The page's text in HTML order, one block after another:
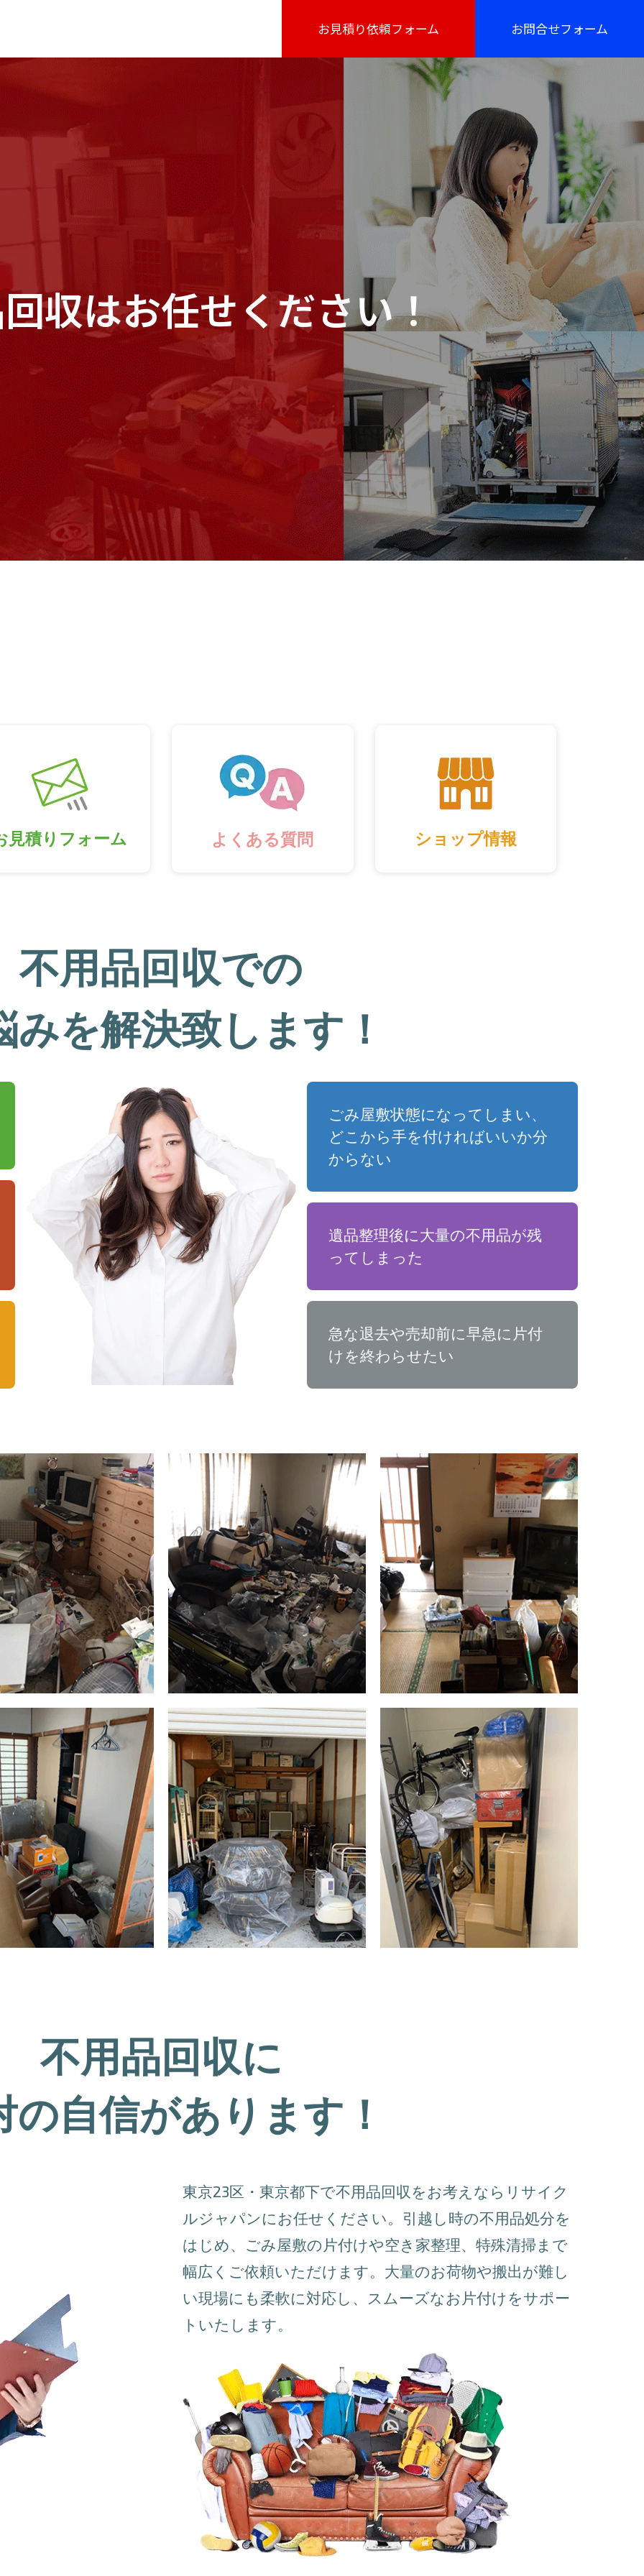
お見積り依頼フォーム お問合せフォーム
収はお任せください！
見積りフォーム よくある質問 ショップ情報
不用品回収での
みを解決致します！
ごみ屋敷状態になってしまい、
どこから手を付ければいいか分
からない
遺品整理後に大量の不用品が残
ってしまった
急な退去や売却前に早急に片付
けを終わらせたい
不用品回収に
の自信があります！
東京23区・東京都下で不用品回収をお考えならリサイク
ルジャパンにお任せください。引越し時の不用品処分を
はじめ、ごみ屋敷の片付けや空き家整理、特殊清掃まで
幅広くご依頼いただけます。大量のお荷物や搬出が難し
い現場にも柔軟に対応し、スムーズなお片付けをサポー
トいたします。